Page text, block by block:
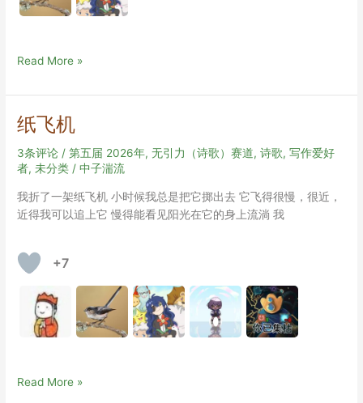
一
人
的
流
浪
（组）
Read More »
纸飞机
3条评论 /第五届 2026年,无引力（诗歌）赛道,诗歌,写作爱好
者,未分类 /中子湍流
我折了一架纸飞机 小时候我总是把它掷出去 它飞得很慢，很近，
近得我可以追上它 慢得能看见阳光在它的身上流淌 我
+7
纸
Read More »